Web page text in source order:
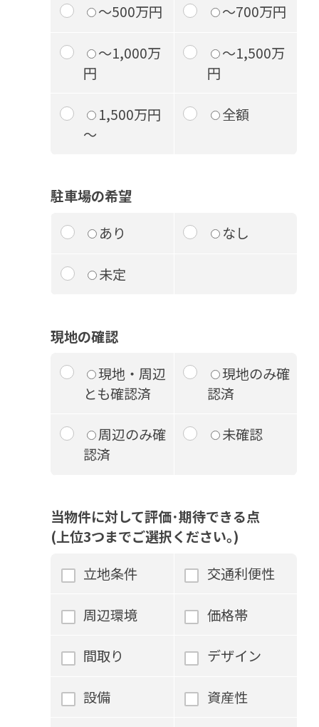
～500万円 ～700万円
～1,000万
円
～1,500万
円
1,500万円
～
全額
駐車場の希望
あり
なし
未定
現地の確認
現地・周辺
とも確認済
現地のみ確
認済
周辺のみ確
認済
未確認
当物件に対して評価･期待できる点
(上位3つまでご選択ください｡)
立地条件
交通利便性
周辺環境 価格帯
間取り デザイン
設備 資産性